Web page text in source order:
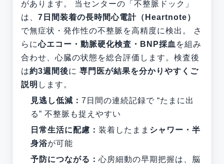
があります。 当センターの「不整脈ドック」
は、 7日間装着の長時間心電計（Heartnote）
で無症状・発作性の不整脈を高精度に検出。 さ
らに心エコー・動脈硬化検査・BNP採血 を組み
合わせ、心臓の状態を総合評価します。検査後
は約3週間後に 専門医が結果を分かりやすくご
説明 します。
見逃し低減：7日間の連続記録で “たまに出
る” 不整脈も捉えやすい
日常生活に配慮：装着したまま シャワー・半
身浴が可能
予防につながる：心房細動の早期把握は、脳